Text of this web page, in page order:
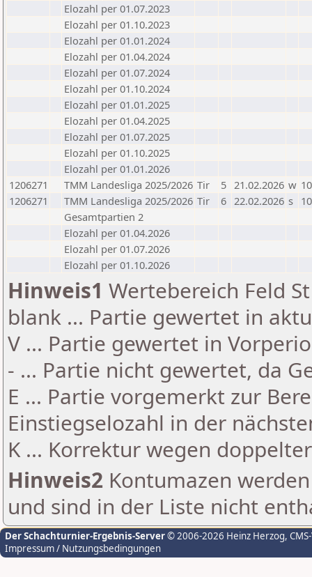
Elozahl per 01.07.2023
Elozahl per 01.10.2023
Elozahl per 01.01.2024
Elozahl per 01.04.2024
Elozahl per 01.07.2024
Elozahl per 01.10.2024
Elozahl per 01.01.2025
Elozahl per 01.04.2025
Elozahl per 01.07.2025
Elozahl per 01.10.2025
Elozahl per 01.01.2026
1206271
TMM Landesliga 2025/2026 Tir 5 21.02.2026 w 10
1206271
TMM Landesliga 2025/2026 Tir 6 22.02.2026 s 10
Gesamtpartien 2
Elozahl per 01.04.2026
Elozahl per 01.07.2026
Elozahl per 01.10.2026
Hinweis1 Wertebereich Feld
blank ... Partie gewertet in
V ... Partie gewertet in
- ... Partie nicht gewertet, da
E ... Partie vorgemerkt zur
Einstiegselozahl in der
K ... Korrektur wegen
Hinweis2 Kontumazen
und sind in der Liste nicht
Der Schachturnier-Ergebnis-Server© 2006-2026 Heinz Herzog,
Impressum / Nutzungsbedingungen